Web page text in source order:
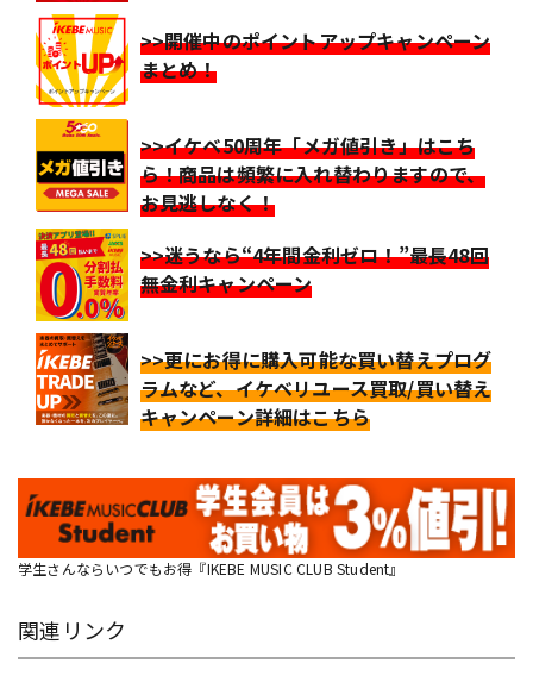
>>開催中のポイントアップキャンペーン
まとめ！
>>イケベ50周年「メガ値引き」はこち
ら！商品は頻繁に入れ替わりますので、
お見逃しなく！
>>迷うなら“4年間金利ゼロ！”最長48回
無金利キャンペーン
>>更にお得に購入可能な買い替えプログ
ラムなど、イケベリユース買取/買い替え
キャンペーン詳細はこちら
学生さんならいつでもお得『IKEBE MUSIC CLUB Student』
関連リンク